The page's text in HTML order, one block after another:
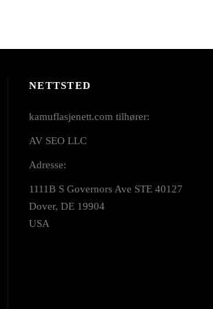
NETTSTED
kamuflasjenett.com tilhører:
AV SEO LLC
Adresse:
1111B S Governors Ave STE 40127
Dover, DE 19904
USA